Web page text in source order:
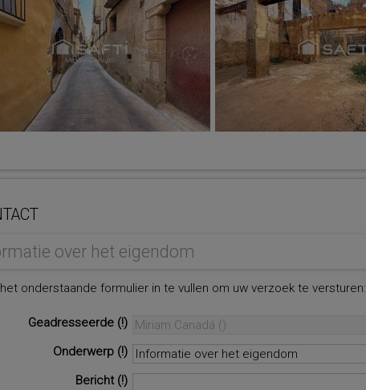
over het eigendom
onderstaande formulier in te vullen om uw verzoek te versturen:
Geadresseerde
Onderwerp
Bericht